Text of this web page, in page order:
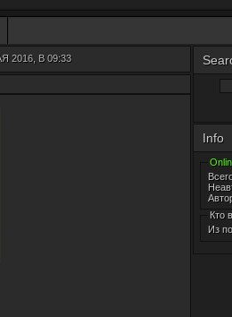
2016, В 09:33
Info
Кто
Из